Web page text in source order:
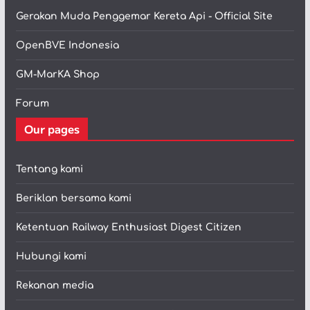
Gerakan Muda Penggemar Kereta Api - Official Site
OpenBVE Indonesia
GM-MarKA Shop
Forum
Our pages
Tentang kami
Beriklan bersama kami
Ketentuan Railway Enthusiast Digest Citizen
Hubungi kami
Rekanan media